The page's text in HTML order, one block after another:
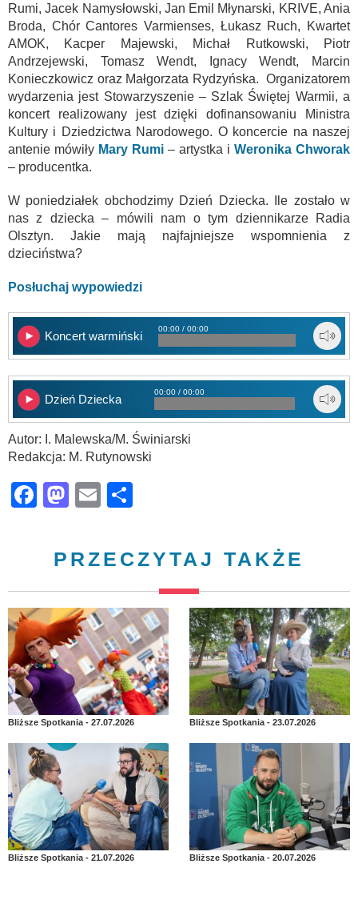
Rumi, Jacek Namysłowski, Jan Emil Młynarski, KRIVE, Ania
Broda, Chór Cantores Varmienses, Łukasz Ruch, Kwartet
AMOK, Kacper Majewski, Michał Rutkowski, Piotr
Andrzejewski, Tomasz Wendt, Ignacy Wendt, Marcin
Konieczkowicz oraz Małgorzata Rydzyńska. Organizatorem
wydarzenia jest Stowarzyszenie – Szlak Świętej Warmii, a
koncert realizowany jest dzięki dofinansowaniu Ministra
Kultury i Dziedzictwa Narodowego. O koncercie na naszej
antenie mówiły Mary Rumi – artystka i Weronika Chworak
– producentka.
W poniedziałek obchodzimy Dzień Dziecka. Ile zostało w
nas z dziecka – mówili nam o tym dziennikarze Radia
Olsztyn. Jakie mają najfajniejsze wspomnienia z
dzieciństwa?
Posłuchaj wypowiedzi
Koncert warmiński
00:00 / 00:00
Dzień Dziecka
00:00 / 00:00
Autor: I. Malewska/M. Świniarski
Redakcja: M. Rutynowski
Facebook
Mastodon
Email
PRZECZYTAJ TAKŻE
Bliższe Spotkania - 27.07.2026 Bliższe Spotkania - 23.07.2026
Bliższe Spotkania - 21.07.2026 Bliższe Spotkania - 20.07.2026